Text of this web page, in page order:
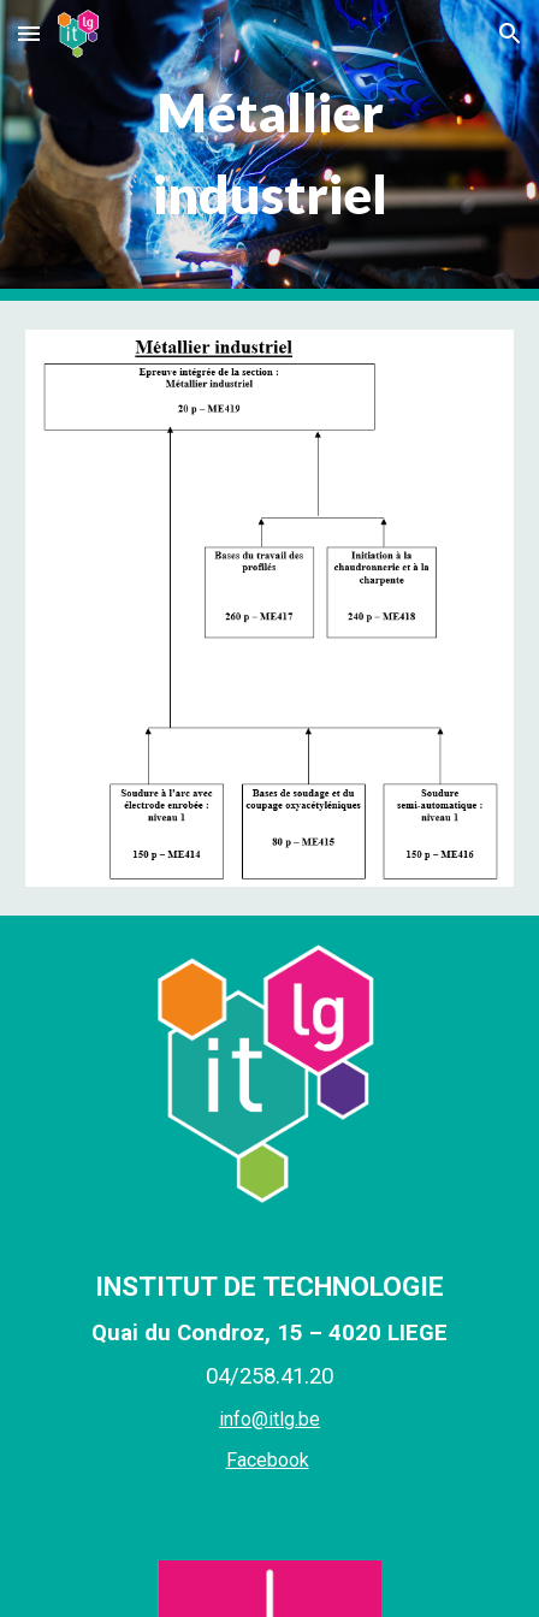
Skip to main content Skip to navigation
Métallier
industriel
INSTITUT DE TECHNOLOGIE
Quai du Condroz, 15 – 4020 LIEGE
04/258.41.20
info@itlg.be
Facebook